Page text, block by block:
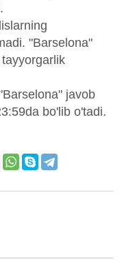
"Barselona"
javob
bo'lib o'tadi.